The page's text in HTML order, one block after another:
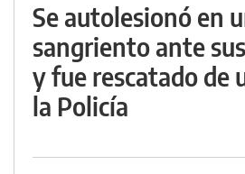
Se autolesionó en
sangriento ante
y fue rescatado de
la Policía